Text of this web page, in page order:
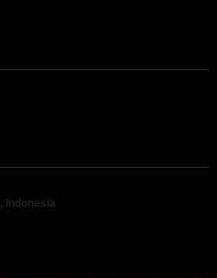
, Indonesia